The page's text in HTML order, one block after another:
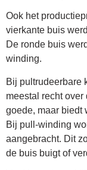
Ook het
vierkante buis
De ronde buis
winding.
Bij pultrudeerbare
meestal recht over
goede, maar biedt
Bij pull-winding
aangebracht. Dit
de buis buigt of